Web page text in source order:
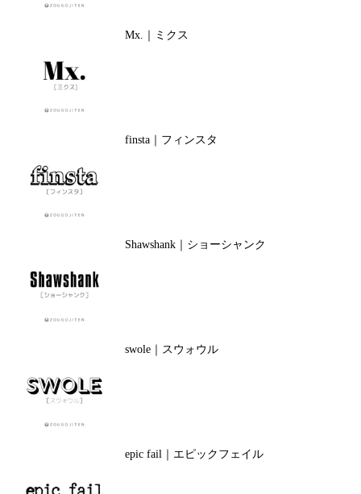
Mx.｜ミクス
finsta｜フィンスタ
Shawshank｜ショーシャンク
swole｜スウォウル
epic fail｜エピックフェイル